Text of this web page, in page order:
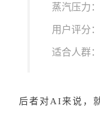
蒸汽压力
用户评分
适合人群
后者对AI来说，